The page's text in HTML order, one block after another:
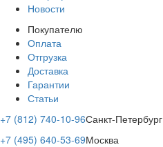
Новости
Покупателю
Оплата
Отгрузка
Доставка
Гарантии
Статьи
+7 (812) 740-10-96Санкт-Петербург
+7 (495) 640-53-69Москва